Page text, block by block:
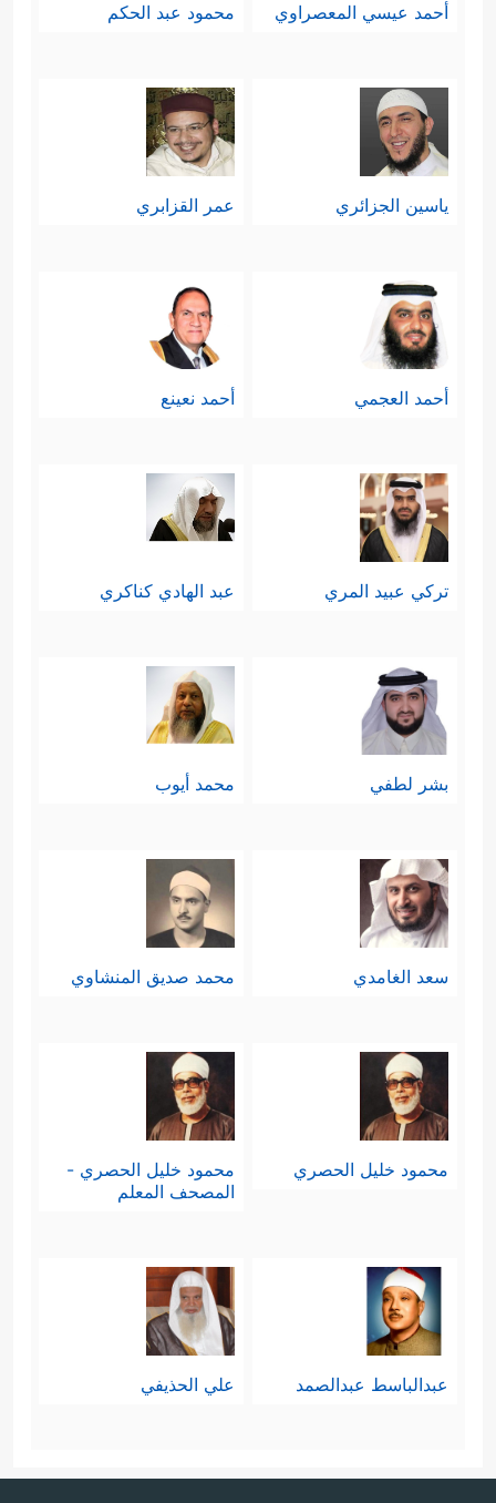
أحمد عيسي المعصراوي محمود عبد الحكم
ياسين الجزائري عمر القزابري
أحمد العجمي أحمد نعينع
تركي عبيد المري عبد الهادي كناكري
بشر لطفي محمد أيوب
سعد الغامدي محمد صديق المنشاوي
محمود خليل الحصري
محمود خليل الحصري -
المصحف المعلم
عبدالباسط عبدالصمد علي الحذيفي